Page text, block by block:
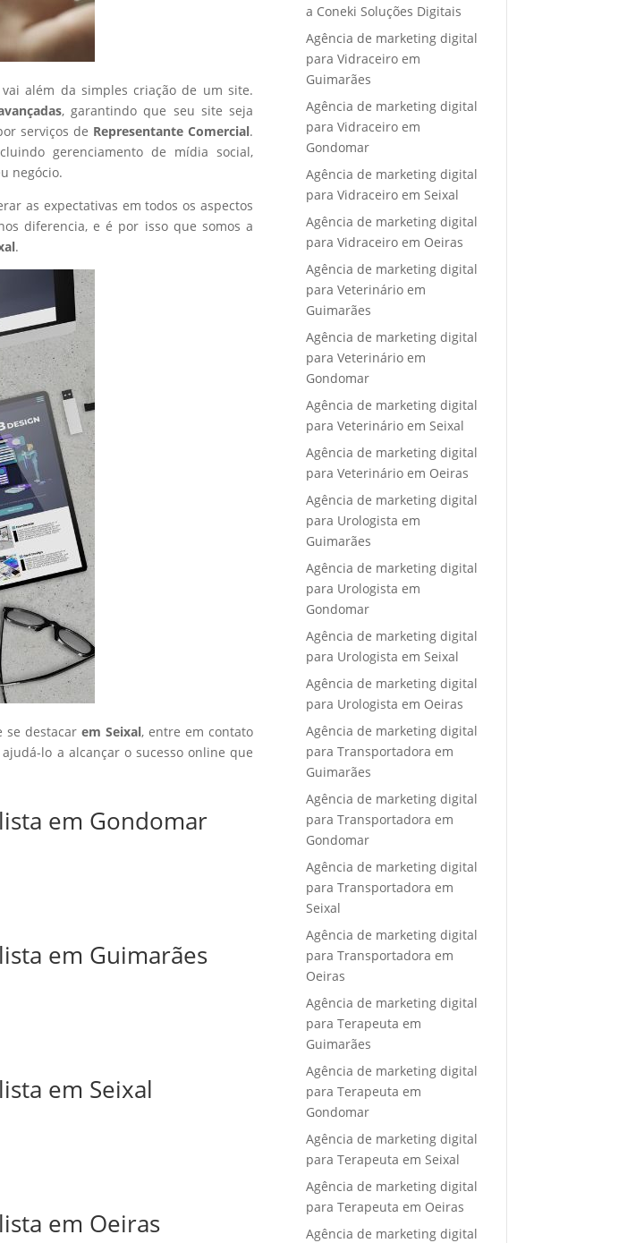
além da simples criação de um site.
, garantindo que seu site seja
serviços de Representante Comercial.
gerenciamento de mídia social,
negócio.
as expectativas em todos os aspectos
diferencia, e é por isso que somos a
.
se destacar em Seixal, entre em contato
ajudá-lo a alcançar o sucesso online que
em Gondomar
em Guimarães
em Seixal
em Oeiras
a Coneki Soluções Digitais
Agência de marketing digital
para Vidraceiro em
Guimarães
Agência de marketing digital
para Vidraceiro em
Gondomar
Agência de marketing digital
para Vidraceiro em Seixal
Agência de marketing digital
para Vidraceiro em Oeiras
Agência de marketing digital
para Veterinário em
Guimarães
Agência de marketing digital
para Veterinário em
Gondomar
Agência de marketing digital
para Veterinário em Seixal
Agência de marketing digital
para Veterinário em Oeiras
Agência de marketing digital
para Urologista em
Guimarães
Agência de marketing digital
para Urologista em
Gondomar
Agência de marketing digital
para Urologista em Seixal
Agência de marketing digital
para Urologista em Oeiras
Agência de marketing digital
para Transportadora em
Guimarães
Agência de marketing digital
para Transportadora em
Gondomar
Agência de marketing digital
para Transportadora em
Seixal
Agência de marketing digital
para Transportadora em
Oeiras
Agência de marketing digital
para Terapeuta em
Guimarães
Agência de marketing digital
para Terapeuta em
Gondomar
Agência de marketing digital
para Terapeuta em Seixal
Agência de marketing digital
para Terapeuta em Oeiras
Agência de marketing digital